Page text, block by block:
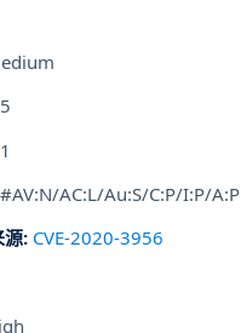
AC:L/Au:S/C:P/I:P/A:P
源: CVE-2020-3956